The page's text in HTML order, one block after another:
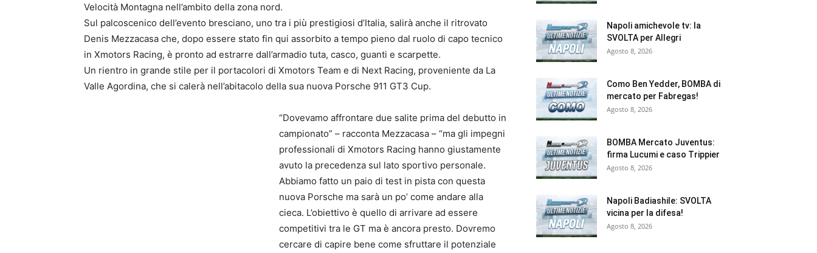
Velocità Montagna nell’ambito della zona nord.
Sul palcoscenico dell’evento bresciano, uno tra i più prestigiosi d’Italia, salirà anche il ritrovato
Denis Mezzacasa che, dopo essere stato fin qui assorbito a tempo pieno dal ruolo di capo tecnico
in Xmotors Racing, è pronto ad estrarre dall’armadio tuta, casco, guanti e scarpette.
Un rientro in grande stile per il portacolori di Xmotors Team e di Next Racing, proveniente da La
Valle Agordina, che si calerà nell’abitacolo della sua nuova Porsche 911 GT3 Cup.
“Dovevamo affrontare due salite prima del debutto in
campionato” – racconta Mezzacasa – “ma gli impegni
professionali di Xmotors Racing hanno giustamente
avuto la precedenza sul lato sportivo personale.
Abbiamo fatto un paio di test in pista con questa
nuova Porsche ma sarà un po’ come andare alla
cieca. L’obiettivo è quello di arrivare ad essere
competitivi tra le GT ma è ancora presto. Dovremo
cercare di capire bene come sfruttare il potenziale
Napoli amichevole tv: la
SVOLTA per Allegri
Agosto 8, 2026
Como Ben Yedder, BOMBA di
mercato per Fabregas!
Agosto 8, 2026
BOMBA Mercato Juventus:
firma Lucumi e caso Trippier
Agosto 8, 2026
Napoli Badiashile: SVOLTA
vicina per la difesa!
Agosto 8, 2026